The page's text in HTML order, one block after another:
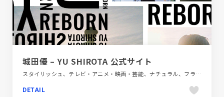
城田優 – YU SHIROTA 公式サイト
スタイリッシュ、テレビ・アニメ・映画・芸能、ナチュラル、フラットデザイン、ブラック系 、ブランド・サービスサイト、ホワイト系、モーション多め、大きめ写真
DETAIL